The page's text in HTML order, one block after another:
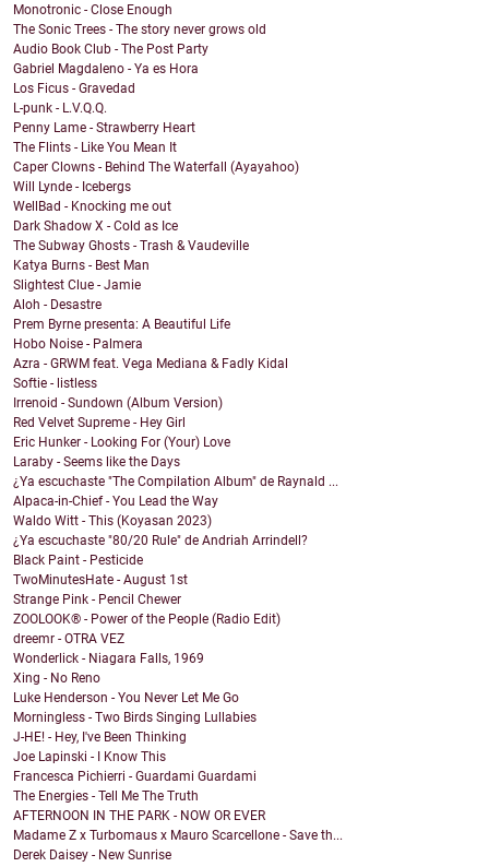
Monotronic - Close Enough
The Sonic Trees - The story never grows old
Audio Book Club - The Post Party
Gabriel Magdaleno - Ya es Hora
Los Ficus - Gravedad
L-punk - L.V.Q.Q.
Penny Lame - Strawberry Heart
The Flints - Like You Mean It
Caper Clowns - Behind The Waterfall (Ayayahoo)
Will Lynde - Icebergs
WellBad - Knocking me out
Dark Shadow X - Cold as Ice
The Subway Ghosts - Trash & Vaudeville
Katya Burns - Best Man
Slightest Clue - Jamie
Aloh - Desastre
Prem Byrne presenta: A Beautiful Life
Hobo Noise - Palmera
Azra - GRWM feat. Vega Mediana & Fadly Kidal
Softie - listless
Irrenoid - Sundown (Album Version)
Red Velvet Supreme - Hey Girl
Eric Hunker - Looking For (Your) Love
Laraby - Seems like the Days
¿Ya escuchaste "The Compilation Album" de Raynald ...
Alpaca-in-Chief - You Lead the Way
Waldo Witt - This (Koyasan 2023)
¿Ya escuchaste "80/20 Rule" de Andriah Arrindell?
Black Paint - Pesticide
TwoMinutesHate - August 1st
Strange Pink - Pencil Chewer
ZOOLOOK® - Power of the People (Radio Edit)
dreemr - OTRA VEZ
Wonderlick - Niagara Falls, 1969
Xing - No Reno
Luke Henderson - You Never Let Me Go
Morningless - Two Birds Singing Lullabies
J-HE! - Hey, I've Been Thinking
Joe Lapinski - I Know This
Francesca Pichierri - Guardami Guardami
The Energies - Tell Me The Truth
AFTERNOON IN THE PARK - NOW OR EVER
Madame Z x Turbomaus x Mauro Scarcellone - Save th...
Derek Daisey - New Sunrise